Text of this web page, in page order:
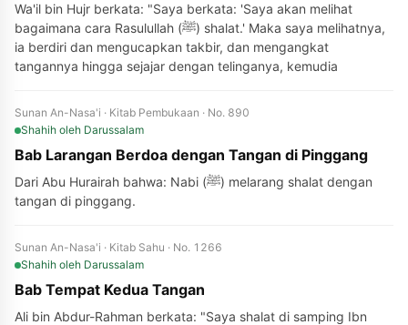
Wa'il bin Hujr berkata: "Saya berkata: 'Saya akan melihat
bagaimana cara Rasulullah (ﷺ) shalat.' Maka saya melihatnya,
ia berdiri dan mengucapkan takbir, dan mengangkat
tangannya hingga sejajar dengan telinganya, kemudia
Sunan An-Nasa'i · Kitab Pembukaan · No. 890
Shahih oleh Darussalam
Bab Larangan Berdoa dengan Tangan di Pinggang
Dari Abu Hurairah bahwa: Nabi (ﷺ) melarang shalat dengan
tangan di pinggang.
Sunan An-Nasa'i · Kitab Sahu · No. 1266
Shahih oleh Darussalam
Bab Tempat Kedua Tangan
Ali bin Abdur-Rahman berkata: "Saya shalat di samping Ibn